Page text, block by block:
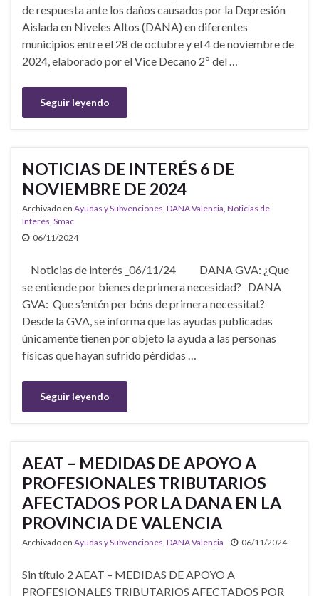
de respuesta ante los daños causados por la Depresión
Aislada en Niveles Altos (DANA) en diferentes
municipios entre el 28 de octubre y el 4 de noviembre de
2024, elaborado por el Vice Decano 2º del …
Seguir leyendo
NOTICIAS DE INTERÉS 6 DE
NOVIEMBRE DE 2024
Archivado en Ayudas y Subvenciones DANA Valencia Noticias de
Interés Smac
06/11/2024
Noticias de interés _06/11/24 DANA GVA: ¿Que
se entiende por bienes de primera necesidad? DANA
GVA: Que s’entén per béns de primera necessitat?
Desde la GVA, se informa que las ayudas publicadas
únicamente tienen por objeto la ayuda a las personas
físicas que hayan sufrido pérdidas …
Seguir leyendo
AEAT – MEDIDAS DE APOYO A
PROFESIONALES TRIBUTARIOS
AFECTADOS POR LA DANA EN LA
PROVINCIA DE VALENCIA
Archivado en Ayudas y Subvenciones DANA Valencia 06/11/2024
Sin título 2 AEAT – MEDIDAS DE APOYO A
PROFESIONALES TRIBUTARIOS AFECTADOS POR